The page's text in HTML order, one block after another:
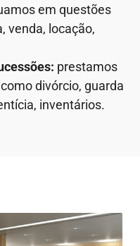
em questões
venda, locação,
prestamos
divórcio, guarda
inventários.